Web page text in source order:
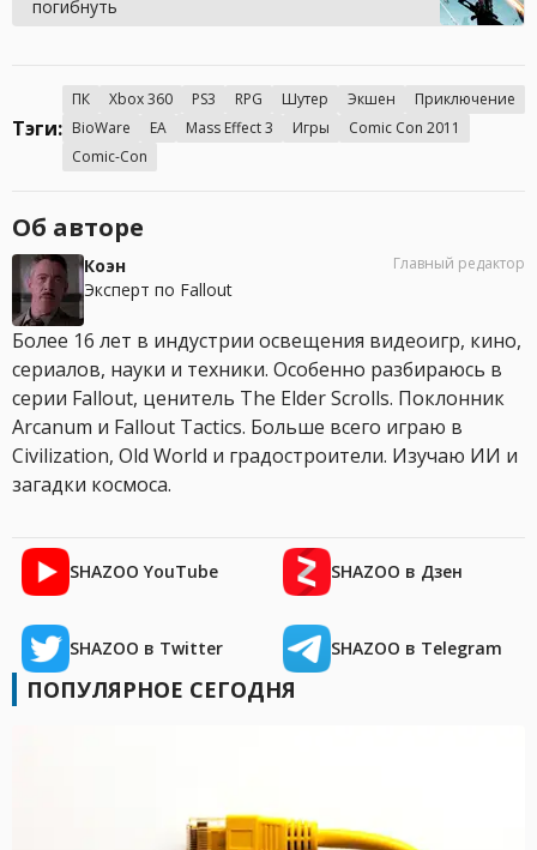
погибнуть
Тэги:
ПК Xbox 360 PS3 RPG Шутер Экшен
Приключение
BioWare
EA Mass Effect 3 Игры
Comic Con 2011
Comic-Con
Об авторе
Коэн
Эксперт по Fallout
Главный редактор
Более 16 лет в индустрии освещения видеоигр, кино,
сериалов, науки и техники. Особенно разбираюсь в
серии Fallout, ценитель The Elder Scrolls. Поклонник
Arcanum и Fallout Tactics. Больше всего играю в
Civilization, Old World и градостроители. Изучаю ИИ и
загадки космоса.
SHAZOO YouTube SHAZOO в Дзен
SHAZOO в Twitter SHAZOO в Telegram
ПОПУЛЯРНОЕ СЕГОДНЯ